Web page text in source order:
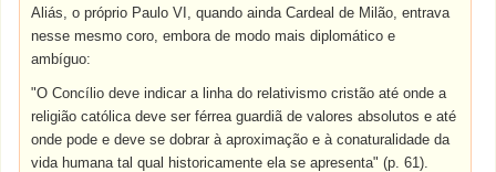
Aliás, o próprio Paulo VI, quando ainda Cardeal de Milão, entrava
nesse mesmo coro, embora de modo mais diplomático e
ambíguo:
"O Concílio deve indicar a linha do relativismo cristão até onde a
religião católica deve ser férrea guardiã de valores absolutos e até
onde pode e deve se dobrar à aproximação e à conaturalidade da
vida humana tal qual historicamente ela se apresenta" (p. 61).